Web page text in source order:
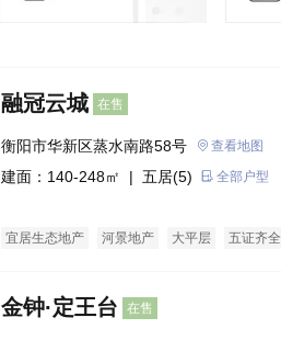
融冠云城 在售
衡阳市华新区蒸水南路58号 查看地图
建面：140-248㎡ | 五居(5) 全部户型
宜居生态地产 河景地产 大平层 五证齐全
金钟·定王台 在售